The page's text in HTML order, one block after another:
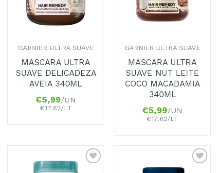
GARNIER ULTRA SUAVE
MASCARA ULTRA
SUAVE DELICADEZA
AVEIA 340ML
€5,99/UN
€17.62/LT
GARNIER ULTRA SUAVE
MASCARA ULTRA
SUAVE NUT LEITE
COCO MACADAMIA
340ML
€5,99/UN
€17.62/LT